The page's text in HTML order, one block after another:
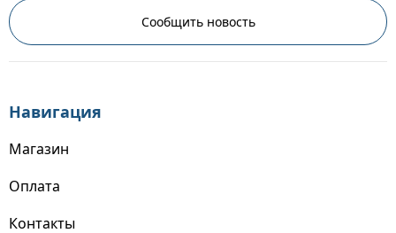
Сообщить новость
Навигация
Магазин
Оплата
Контакты